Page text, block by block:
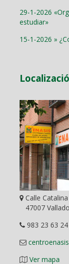
29-1-2026
estudiar»
15-1-2026 »
Calle
47007
983 23 63 24
Ver mapa